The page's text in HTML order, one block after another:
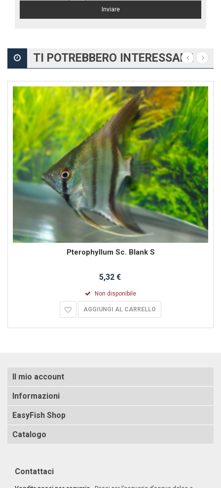
TI POTREBBERO INTERESSARE
Pterophyllum Sc. Blank S
5,32 €
Non disponibile
AGGIUNGI AL CARRELLO
Il mio account
Informazioni
EasyFish Shop
Catalogo
Contattaci